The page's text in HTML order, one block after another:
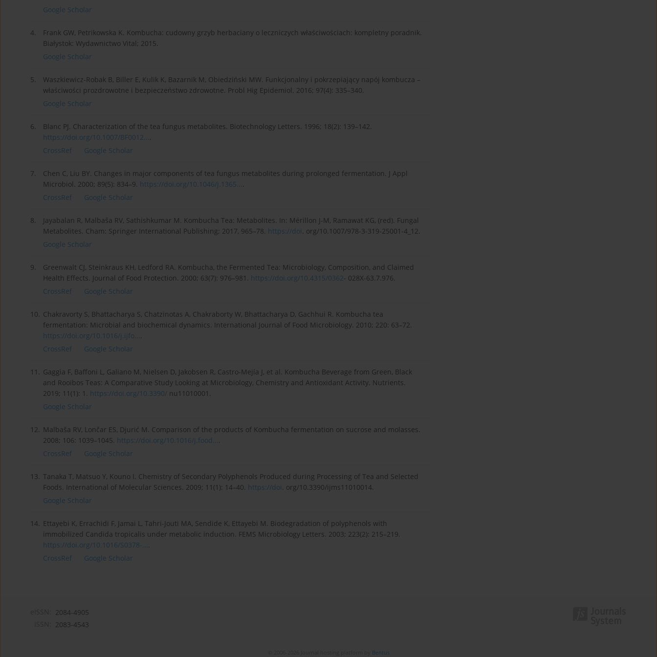
Google Scholar
4.
Frank GW, Petrikowska K. Kombucha: cudowny grzyb herbaciany o leczniczych właściwościach: kompletny poradnik.
Białystok: Wydawnictwo Vital; 2015.
Google Scholar
5.
Waszkiewicz-Robak B, Biller E, Kulik K, Bazarnik M, Obiedziński MW. Funkcjonalny i pokrzepiający napój kombucza –
właściwości prozdrowotne i bezpieczeństwo zdrowotne. Probl Hig Epidemiol. 2016; 97(4): 335–340.
Google Scholar
6.
Blanc PJ. Characterization of the tea fungus metabolites. Biotechnology Letters. 1996; 18(2): 139–142.
https://doi.org/10.1007/BF0012....
CrossRef
Google Scholar
7.
Chen C, Liu BY. Changes in major components of tea fungus metabolites during prolonged fermentation. J Appl
Microbiol. 2000; 89(5): 834–9. https://doi.org/10.1046/j.1365....
CrossRef
Google Scholar
8.
Jayabalan R, Malbaša RV, Sathishkumar M. Kombucha Tea: Metabolites. In: Mérillon J-M, Ramawat KG, (red). Fungal
Metabolites. Cham: Springer International Publishing; 2017, 965–78. https://doi. org/10.1007/978-3-319-25001-4_12.
Google Scholar
9.
Greenwalt CJ, Steinkraus KH, Ledford RA. Kombucha, the Fermented Tea: Microbiology, Composition, and Claimed
Health Effects. Journal of Food Protection. 2000; 63(7): 976–981. https://doi.org/10.4315/0362- 028X-63.7.976.
CrossRef
Google Scholar
10. Chakravorty S, Bhattacharya S, Chatzinotas A, Chakraborty W, Bhattacharya D, Gachhui R. Kombucha tea
fermentation: Microbial and biochemical dynamics. International Journal of Food Microbiology. 2010; 220: 63–72.
https://doi.org/10.1016/j.ijfo....
CrossRef
Google Scholar
11. Gaggìa F, Baffoni L, Galiano M, Nielsen D, Jakobsen R, Castro-Mejía J, et al. Kombucha Beverage from Green, Black
and Rooibos Teas: A Comparative Study Looking at Microbiology, Chemistry and Antioxidant Activity. Nutrients.
2019; 11(1): 1. https://doi.org/10.3390/ nu11010001.
Google Scholar
12. Malbaša RV, Lončar ES, Djurić M. Comparison of the products of Kombucha fermentation on sucrose and molasses.
2008; 106: 1039–1045. https://doi.org/10.1016/j.food....
CrossRef
Google Scholar
13. Tanaka T, Matsuo Y, Kouno I. Chemistry of Secondary Polyphenols Produced during Processing of Tea and Selected
Foods. International of Molecular Sciences. 2009; 11(1): 14–40. https://doi. org/10.3390/ijms11010014.
Google Scholar
14. Ettayebi K, Errachidi F, Jamai L, Tahri-Jouti MA, Sendide K, Ettayebi M. Biodegradation of polyphenols with
immobilized Candida tropicalis under metabolic induction. FEMS Microbiology Letters. 2003; 223(2): 215–219.
https://doi.org/10.1016/S0378-....
CrossRef
Google Scholar
2084-4905
2083-4543
Bentus